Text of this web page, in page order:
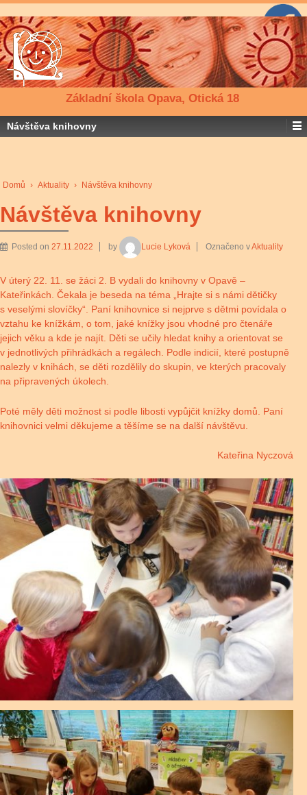
Základní škola Opava, Otická 18
Návštěva knihovny
Domů › Aktuality › Návštěva knihovny
Návštěva knihovny
Posted on 27.11.2022 by Lucie Lyková Označeno vAktuality
V úterý 22. 11. se žáci 2. B vydali do knihovny v Opavě –
Kateřinkách. Čekala je beseda na téma „Hrajte si s námi dětičky
s veselými slovíčky“. Paní knihovnice si nejprve s dětmi povídala o
vztahu ke knížkám, o tom, jaké knížky jsou vhodné pro čtenáře
jejich věku a kde je najít. Děti se učily hledat knihy a orientovat se
v jednotlivých přihrádkách a regálech. Podle indicií, které postupně
nalezly v knihách, se děti rozdělily do skupin, ve kterých pracovaly
na připravených úkolech.
Poté měly děti možnost si podle libosti vypůjčit knížky domů. Paní
knihovnici velmi děkujeme a těšíme se na další návštěvu.
Kateřina Nyczová